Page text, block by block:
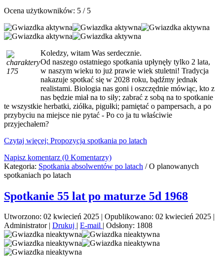
Ocena użytkowników: 5 / 5
Koledzy, witam Was serdecznie.
Od naszego ostatniego spotkania upłynęły tylko 2 lata,
w naszym wieku to już prawie wiek stuletni! Tradycja
nakazuje spotkać się w 2028 roku, bądźmy jednak
realistami. Biologia nas goni i oszczędnie mówiąc, kto z
nas będzie miał na to siły; zabrać z sobą na to spotkanie
te wszystkie herbatki, ziółka, pigułki; pamiętać o pampersach, a po
przybyciu na miejsce nie pytać - Po co ja tu właściwie
przyjechałem?
Czytaj więcej: Propozycja spotkania po latach
Napisz komentarz (0 Komentarzy)
Kategoria: Spotkania absolwentów po latach /O planowanych
spotkaniach po latach
Spotkanie 55 lat po maturze 5d 1968
Utworzono: 02 kwiecień 2025 | Opublikowano: 02 kwiecień 2025 |
Administrator| Drukuj | E-mail | Odsłony: 1808